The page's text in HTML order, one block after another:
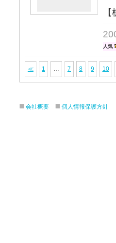
人気
≪ 1 … 7 8 9 10
会社概要 個人情報保護方針